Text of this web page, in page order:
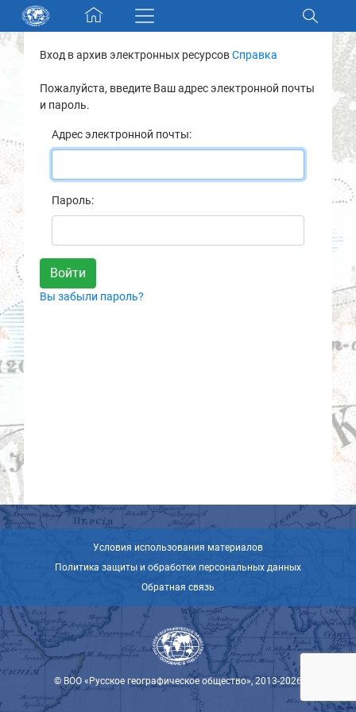
Skip navigation
Разделы и коллекции
Электронный каталог
Новости
О нас
Контакты
Партнеры
Вход в архив электронных ресурсовСправка
Пожалуйста, введите Ваш адрес электронной почты
и пароль.
Адрес электронной почты:
Пароль:
Вы забыли пароль?
Условия использования материалов
Политика защиты и обработки персональных данных
Обратная связь
© ВОО «Русское географическое общество», 2013-2026